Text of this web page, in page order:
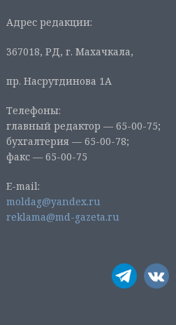
Адрес редакции:
367018, РД, г. Махачкала,
пр. Насрутдинова 1А
Телефоны:
главный редактор — 65-00-75;
бухгалтерия — 65-00-78;
факс — 65-00-75
E-mail:
moldag@yandex.ru
reklama@md-gazeta.ru